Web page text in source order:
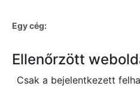
Egy cég:
Ellenőrzött
Csak a bejelentkezett